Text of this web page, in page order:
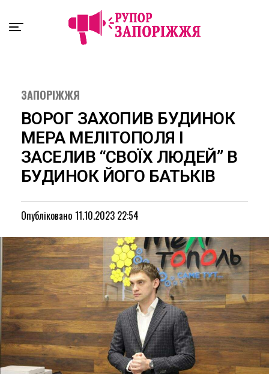
ЗАПОРІЖЖЯ
ВОРОГ ЗАХОПИВ БУДИНОК
МЕРА МЕЛІТОПОЛЯ І
ЗАСЕЛИВ “СВОЇХ ЛЮДЕЙ” В
БУДИНОК ЙОГО БАТЬКІВ
Опубліковано 11.10.2023 22:54
Exit mobile version